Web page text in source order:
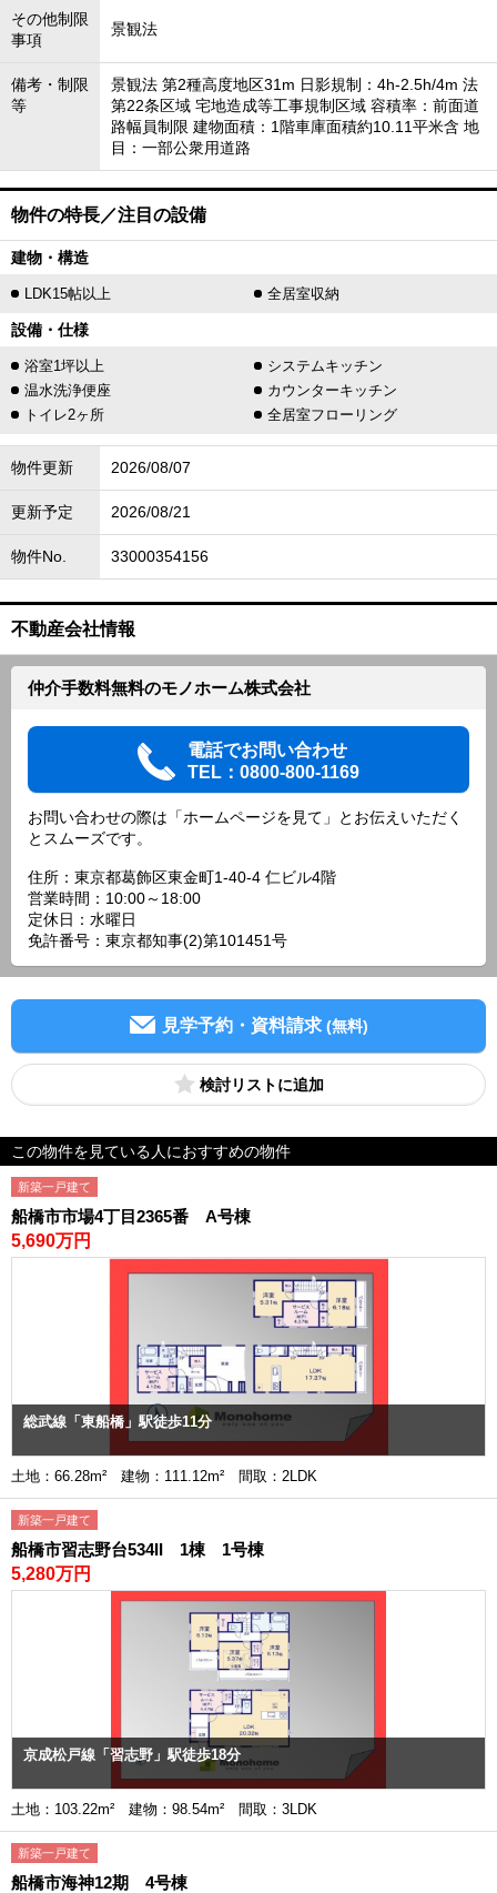
その他制限
事項
景観法
備考・制限
等
景観法 第2種高度地区31m 日影規制：4h-2.5h/4m 法
第22条区域 宅地造成等工事規制区域 容積率：前面道
路幅員制限 建物面積：1階車庫面積約10.11平米含 地
目：一部公衆用道路
物件の特長／注目の設備
建物・構造
LDK15帖以上 全居室収納
設備・仕様
浴室1坪以上
システムキッチン
温水洗浄便座
カウンターキッチン
トイレ2ヶ所
全居室フローリング
物件更新 2026/08/07
更新予定 2026/08/21
物件No. 33000354156
不動産会社情報
仲介手数料無料のモノホーム株式会社
電話でお問い合わせ
TEL：0800-800-1169
お問い合わせの際は「ホームページを見て」とお伝えいただく
とスムーズです。
住所：東京都葛飾区東金町1-40-4 仁ビル4階
営業時間：10:00～18:00
定休日：水曜日
免許番号：東京都知事(2)第101451号
見学予約・資料請求 (無料)
検討リスト
この物件を見ている人におすすめの物件
新築一戸建て
船橋市市場4丁目2365番 A号棟
5,690万円
総武線「東船橋」駅徒歩11分
土地：66.28m² 建物：111.12m² 間取：2LDK
新築一戸建て
船橋市習志野台534II 1棟 1号棟
5,280万円
京成松戸線「習志野」駅徒歩18分
土地：103.22m² 建物：98.54m² 間取：3LDK
新築一戸建て
船橋市海神12期 4号棟